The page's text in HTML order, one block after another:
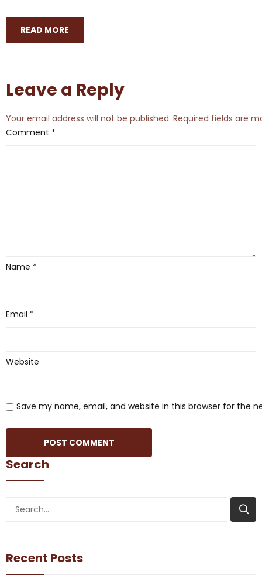
READ MORE
Leave a Reply
Your email address will not be published. Required fields are
Comment *
Name *
Email *
Website
Save my name, email, and website in this browser for the
Search
Recent Posts